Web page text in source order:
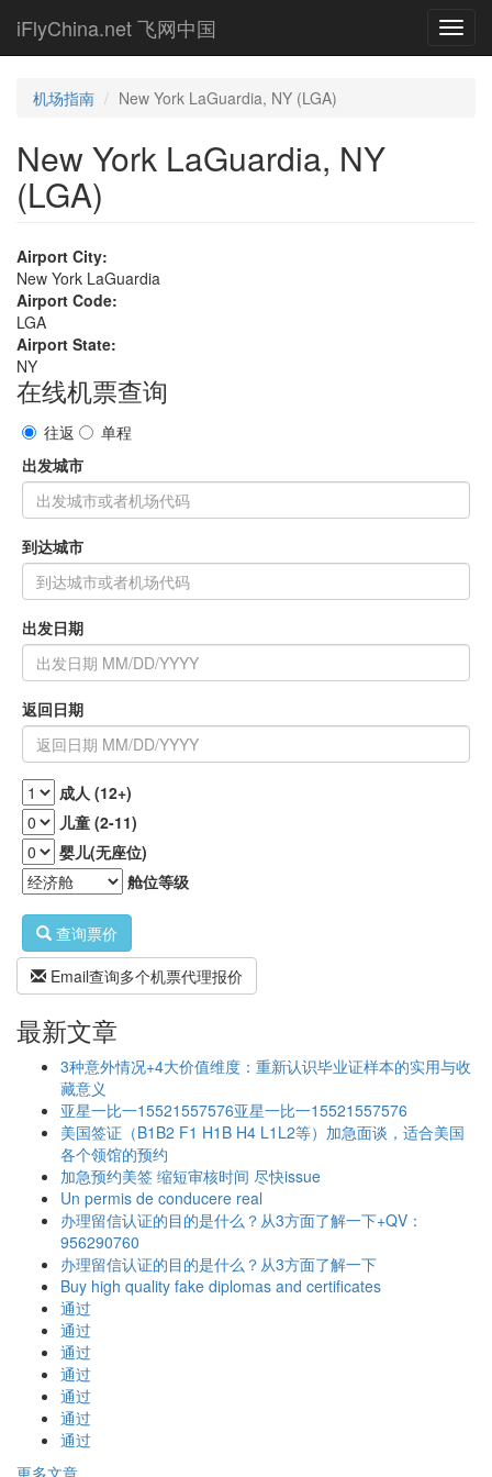
main
iFlyChina.net 飞网中国
机场指南 New York LaGuardia, NY (LGA)
New York LaGuardia, NY
(LGA)
Airport City:
New York LaGuardia
Airport Code:
LGA
Airport State:
NY
在线机票查询
往返
单程
出发城市
到达城市
出发日期
返回日期
成人 (12+)
儿童 (2-11)
婴儿(无座位)
舱位等级
查询票价
Email查询多个机票代理报价
最新文章
3种意外情况+4大价值维度：重新认识毕业证样本的实用与收
藏意义
亚星一比一15521557576亚星一比一15521557576
美国签证（B1B2 F1 H1B H4 L1L2等）加急面谈，适合美国
各个领馆的预约
加急预约美签 缩短审核时间 尽快issue
Un permis de conducere real
办理留信认证的目的是什么？从3方面了解一下+QV：
956290760
办理留信认证的目的是什么？从3方面了解一下
Buy high quality fake diplomas and certificates
通过
通过
通过
通过
通过
通过
通过
更多文章